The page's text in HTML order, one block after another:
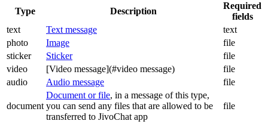
Type Description
Required
fields
text
Text message
text
photo
Image
file
sticker
Sticker
file
video
[Video message](#video message)
file
audio
Audio message file
document
Document or file, in a message of this type,
you can send any files that are allowed to be
transferred to JivoChat app
file